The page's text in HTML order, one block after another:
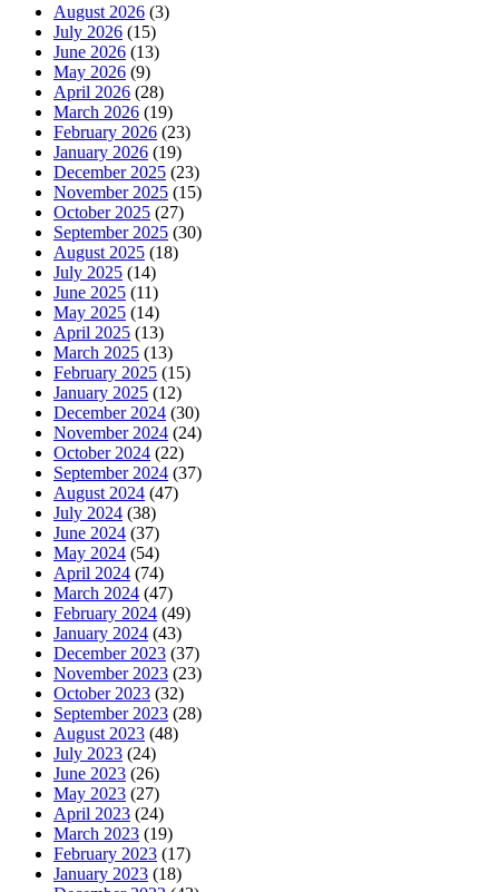
August 2026 (3)
July 2026 (15)
June 2026 (13)
May 2026 (9)
April 2026 (28)
March 2026 (19)
February 2026 (23)
January 2026 (19)
December 2025 (23)
November 2025 (15)
October 2025 (27)
September 2025 (30)
August 2025 (18)
July 2025 (14)
June 2025 (11)
May 2025 (14)
April 2025 (13)
March 2025 (13)
February 2025 (15)
January 2025 (12)
December 2024 (30)
November 2024 (24)
October 2024 (22)
September 2024 (37)
August 2024 (47)
July 2024 (38)
June 2024 (37)
May 2024 (54)
April 2024 (74)
March 2024 (47)
February 2024 (49)
January 2024 (43)
December 2023 (37)
November 2023 (23)
October 2023 (32)
September 2023 (28)
August 2023 (48)
July 2023 (24)
June 2023 (26)
May 2023 (27)
April 2023 (24)
March 2023 (19)
February 2023 (17)
January 2023 (18)